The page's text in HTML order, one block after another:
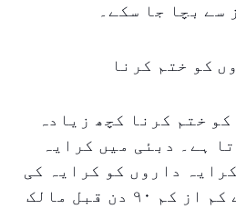
بچا جا سکے۔
ختم کرنا کچھ زیادہ
ہے۔ دبئی میں کرایہ
داروں کو کرایہ کی
معیاد کے خاتمے سے کم از کم ۹۰ دن قبل مالک